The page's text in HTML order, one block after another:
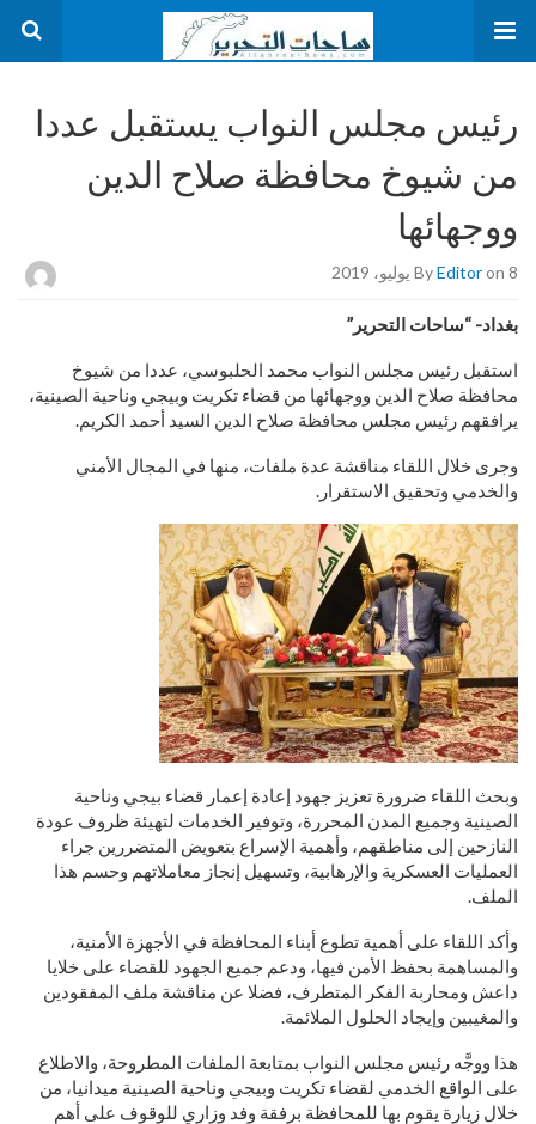
رئيس مجلس النواب يستقبل عددا
من شيوخ محافظة صلاح الدين
ووجهائها
ByEditoron 8 يوليو، 2019
بغداد- “ساحات التحرير”
استقبل رئيس مجلس النواب محمد الحلبوسي، عددا من شيوخ
محافظة صلاح الدين ووجهائها من قضاء تكريت وبيجي وناحية الصينية،
يرافقهم رئيس مجلس محافظة صلاح الدين السيد أحمد الكريم.
وجرى خلال اللقاء مناقشة عدة ملفات، منها في المجال الأمني
والخدمي وتحقيق الاستقرار.
وبحث اللقاء ضرورة تعزيز جهود إعادة إعمار قضاء بيجي وناحية
الصينية وجميع المدن المحررة، وتوفير الخدمات لتهيئة ظروف عودة
النازحين إلى مناطقهم، وأهمية الإسراع بتعويض المتضررين جراء
العمليات العسكرية والإرهابية، وتسهيل إنجاز معاملاتهم وحسم هذا
الملف.
وأكد اللقاء على أهمية تطوع أبناء المحافظة في الأجهزة الأمنية،
والمساهمة بحفظ الأمن فيها، ودعم جميع الجهود للقضاء على خلايا
داعش ومحاربة الفكر المتطرف، فضلا عن مناقشة ملف المفقودين
والمغيبين وإيجاد الحلول الملائمة.
هذا ووجَّه رئيس مجلس النواب بمتابعة الملفات المطروحة، والاطلاع
على الواقع الخدمي لقضاء تكريت وبيجي وناحية الصينية ميدانيا، من
خلال زيارة يقوم بها للمحافظة برفقة وفد وزاري للوقوف على أهم